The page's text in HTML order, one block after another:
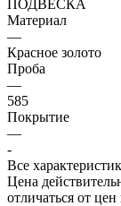
ПОДВЕСКА
Материал
—
Красное золото
Проба
—
585
Покрытие
—
-
Все
Цена
отличаться от